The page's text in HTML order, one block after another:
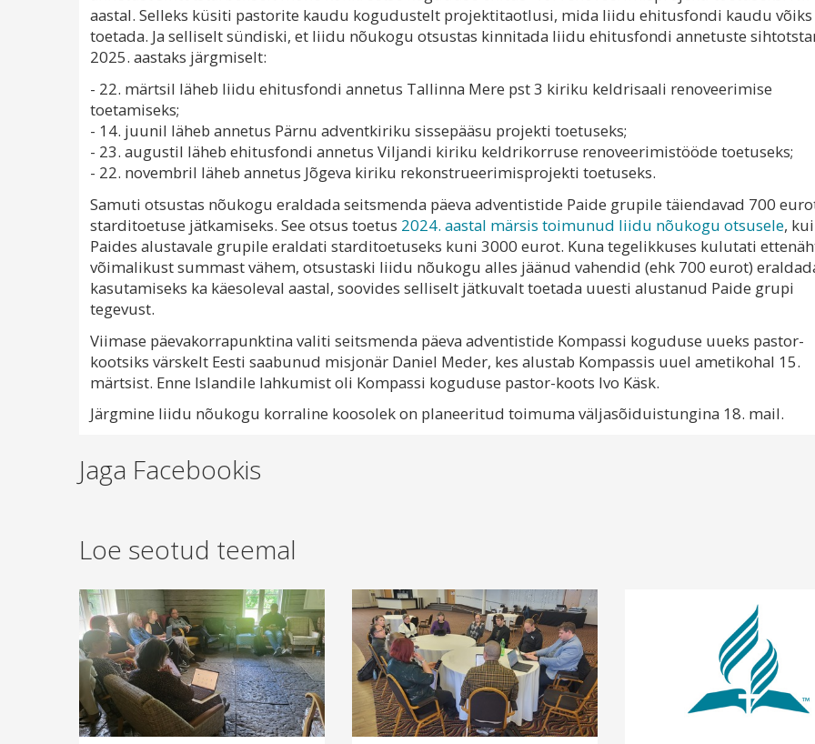
aastal. Selleks küsiti pastorite kaudu kogudustelt projektitaotlusi, mida liidu ehitusfondi kaudu võiks
toetada. Ja selliselt sündiski, et liidu nõukogu otsustas kinnitada liidu ehitusfondi annetuste
2025. aastaks järgmiselt:
- 22. märtsil läheb liidu ehitusfondi annetus Tallinna Mere pst 3 kiriku keldrisaali renoveerimise
toetamiseks;
- 14. juunil läheb annetus Pärnu adventkiriku sissepääsu projekti toetuseks;
- 23. augustil läheb ehitusfondi annetus Viljandi kiriku keldrikorruse renoveerimistööde toetuseks;
- 22. novembril läheb annetus Jõgeva kiriku rekonstrueerimisprojekti toetuseks.
Samuti otsustas nõukogu eraldada seitsmenda päeva adventistide Paide grupile täiendavad 700
starditoetuse jätkamiseks. See otsus toetus 2024. aastal märsis toimunud liidu nõukogu otsusele, kui
Paides alustavale grupile eraldati starditoetuseks kuni 3000 eurot. Kuna tegelikkuses kulutati
võimalikust summast vähem, otsustaski liidu nõukogu alles jäänud vahendid (ehk 700 eurot)
kasutamiseks ka käesoleval aastal, soovides selliselt jätkuvalt toetada uuesti alustanud Paide grupi
tegevust.
Viimase päevakorrapunktina valiti seitsmenda päeva adventistide Kompassi koguduse uueks pastor-
kootsiks värskelt Eesti saabunud misjonär Daniel Meder, kes alustab Kompassis uuel ametikohal 15.
märtsist. Enne Islandile lahkumist oli Kompassi koguduse pastor-koots Ivo Käsk.
Järgmine liidu nõukogu korraline koosolek on planeeritud toimuma väljasõiduistungina 18. mail.
Jaga Facebookis
Loe seotud teemal